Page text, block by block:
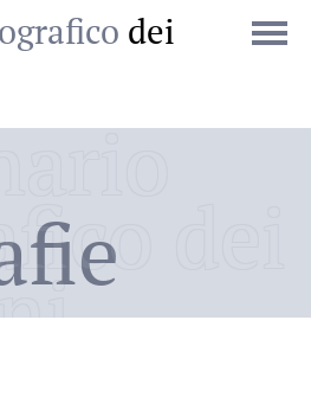
dei
dei